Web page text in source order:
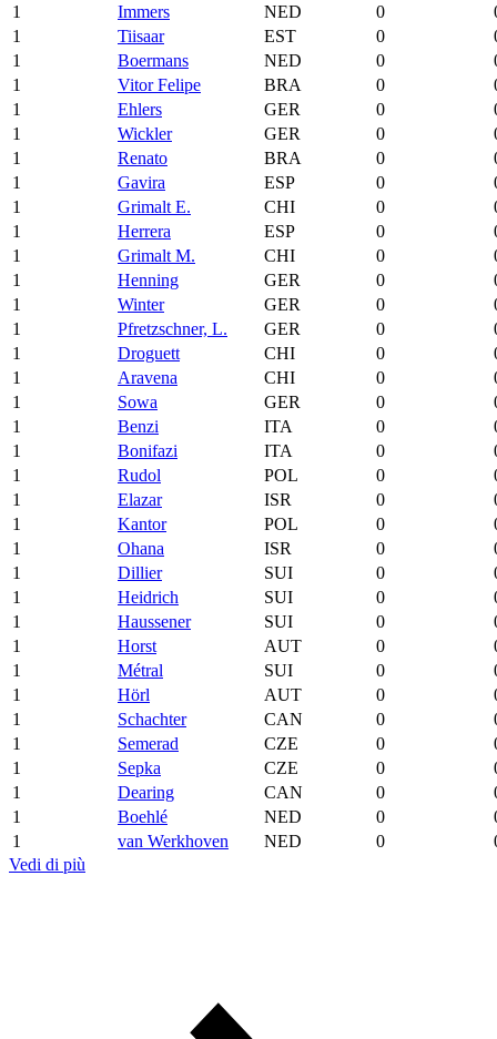
1
Immers NED 0
1
Tiisaar EST 0
1
Boermans NED 0
1
Vitor Felipe BRA 0
1
Ehlers GER 0
1
Wickler GER 0
1
Renato BRA 0
1
Gavira ESP 0
1
Grimalt E. CHI 0
1
Herrera ESP 0
1
Grimalt M. CHI 0
1
Henning GER 0
1
Winter GER 0
1
Pfretzschner, L. GER 0
1
Droguett CHI 0
1
Aravena CHI 0
1
Sowa GER 0
1
Benzi ITA 0
1
Bonifazi ITA 0
1
Rudol POL 0
1
Elazar ISR 0
1
Kantor POL 0
1
Ohana ISR 0
1
Dillier SUI 0
1
Heidrich SUI 0
1
Haussener SUI 0
1
Horst AUT 0
1
Métral SUI 0
1
Hörl AUT 0
1
Schachter CAN 0
1
Semerad CZE 0
1
Sepka CZE 0
1
Dearing CAN 0
1
Boehlé NED 0
1
van Werkhoven NED 0
Vedi di più